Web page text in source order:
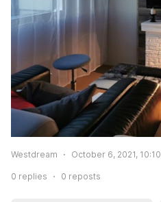
Westdream October 6, 2021, 10:10
0 replies 0 reposts